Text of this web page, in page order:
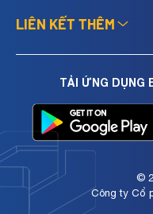
LIÊN KẾT THÊM
TẢI ỨNG DỤNG
©
Công ty Cổ